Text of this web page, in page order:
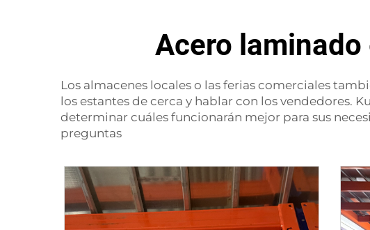
Acero
Los almacenes locales o las ferias comerciales
los estantes de cerca y hablar con los vendedores.
determinar cuáles funcionarán mejor para sus
preguntas